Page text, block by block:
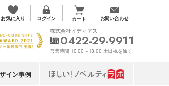
お気に入り ログイン カート お問い合わせ
イン事例
株式会社イディアス
0422-29-9911
営業時間 10:00～18:00 土日祝を除く